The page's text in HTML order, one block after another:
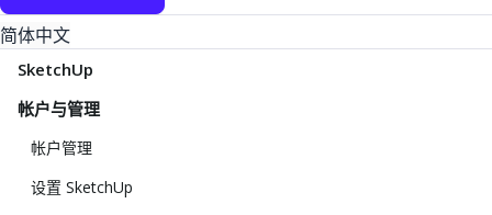
简体中文
SketchUp
帐户与管理
帐户管理
设置 SketchUp